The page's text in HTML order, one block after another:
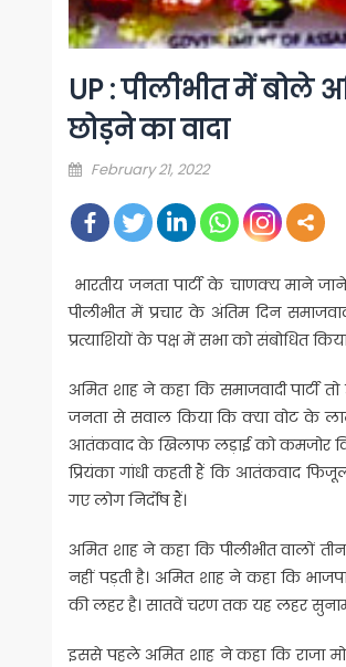
UP : पीलीभीत में बोले
छोड़ने का वादा
Posted
February 21, 2022
भारतीय जनता पार्टी के चाणक्य माने
पीलीभीत में प्रचार के अंतिम दिन
प्रत्याशियों के पक्ष में सभा को संबोधित
अमित शाह ने कहा कि समाजवादी पार्टी
जनता से सवाल किया कि क्या वोट के
आतंकवाद के खिलाफ लड़ाई को कमजोर
प्रियंका गांधी कहती हैं कि आतंकवाद
गए लोग निर्दोष हैं।
अमित शाह ने कहा कि पीलीभीत वालों
नहीं पड़ती है। अमित शाह ने कहा कि
की लहर है। सातवें चरण तक यह लहर
इससे पहले अमित शाह ने कहा कि राजा